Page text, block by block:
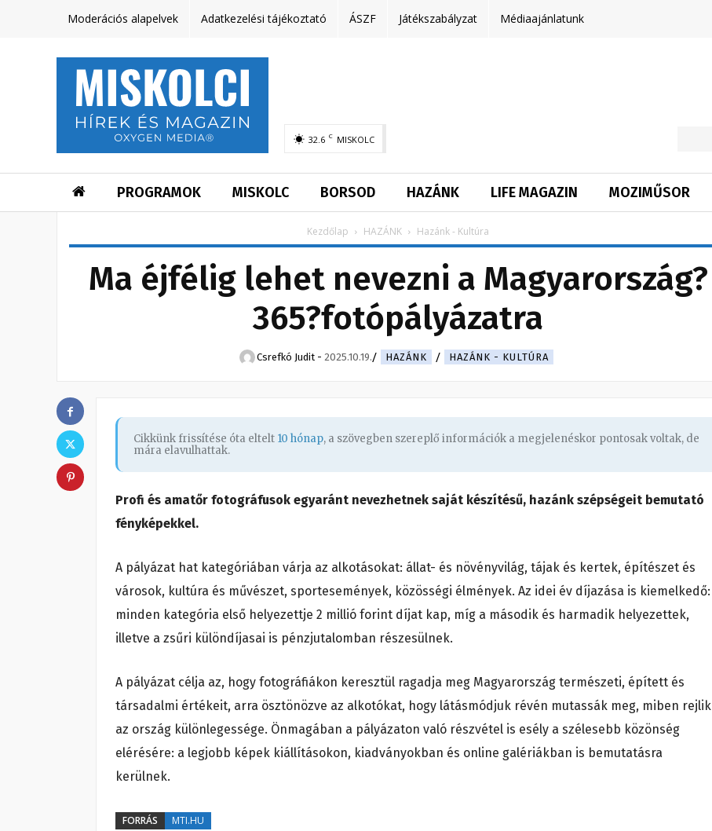
Moderációs alapelvek Adatkezelési tájékoztató ÁSZF Játékszabályzat Médiaajánlatunk
32.6 C MISKOLC
PROGRAMOK MISKOLC BORSOD HAZÁNK LIFE MAGAZIN MOZIMŰSOR
Kezdőlap HAZÁNK Hazánk - Kultúra
Ma éjfélig lehet nevezni a Magyarország?
365?fotópályázatra
Csrefkó Judit - 2025.10.19. HAZÁNK HAZÁNK - KULTÚRA
Cikkünk frissítése óta eltelt 10 hónap, a szövegben szereplő információk a megjelenéskor pontosak voltak, de
mára elavulhattak.
Profi és amatőr fotográfusok egyaránt nevezhetnek saját készítésű, hazánk szépségeit bemutató
fényképekkel.
A pályázat hat kategóriában várja az alkotásokat: állat- és növényvilág, tájak és kertek, építészet és
városok, kultúra és művészet, sportesemények, közösségi élmények. Az idei év díjazása is kiemelkedő:
minden kategória első helyezettje 2 millió forint díjat kap, míg a második és harmadik helyezettek,
illetve a zsűri különdíjasai is pénzjutalomban részesülnek.
A pályázat célja az, hogy fotográfiákon keresztül ragadja meg Magyarország természeti, épített és
társadalmi értékeit, arra ösztönözve az alkotókat, hogy látásmódjuk révén mutassák meg, miben rejlik
az ország különlegessége. Önmagában a pályázaton való részvétel is esély a szélesebb közönség
elérésére: a legjobb képek kiállításokon, kiadványokban és online galériákban is bemutatásra
kerülnek.
FORRÁS
MTI.HU